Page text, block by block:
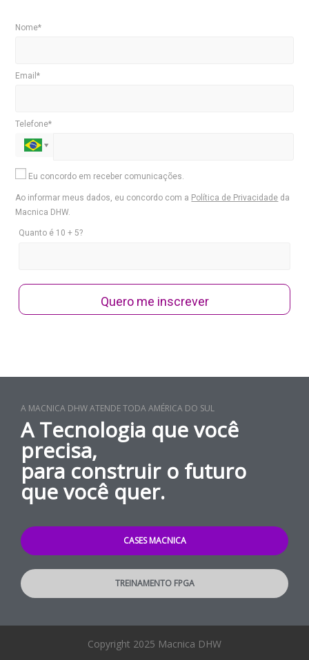
Nome*
Email*
Telefone*
Eu concordo em receber comunicações.
Ao informar meus dados, eu concordo com a Política de Privacidade da
Macnica DHW.
Quanto é 10 + 5?
Quero me inscrever
A MACNICA DHW ATENDE TODA AMÉRICA DO SUL
A Tecnologia que você
precisa,
para construir o futuro
que você quer.
CASES MACNICA
TREINAMENTO FPGA
Copyright 2025 Macnica DHW